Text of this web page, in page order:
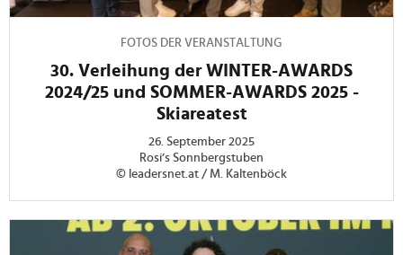
FOTOS DER VERANSTALTUNG
30. Verleihung der WINTER-AWARDS
2024/25 und SOMMER-AWARDS 2025 -
Skiareatest
26. September 2025
Rosi’s Sonnbergstuben
© leadersnet.at / M. Kaltenböck